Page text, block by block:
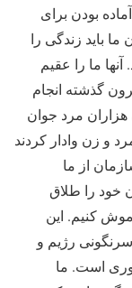
بودن برای
باید زندگی را
ما را عقیم
گذشته انجام
هزاران مرد جوان
و زن وادار کردند
از ما
خود را طلاق
کنیم. این
سرنگونی رژیم و
است. ما